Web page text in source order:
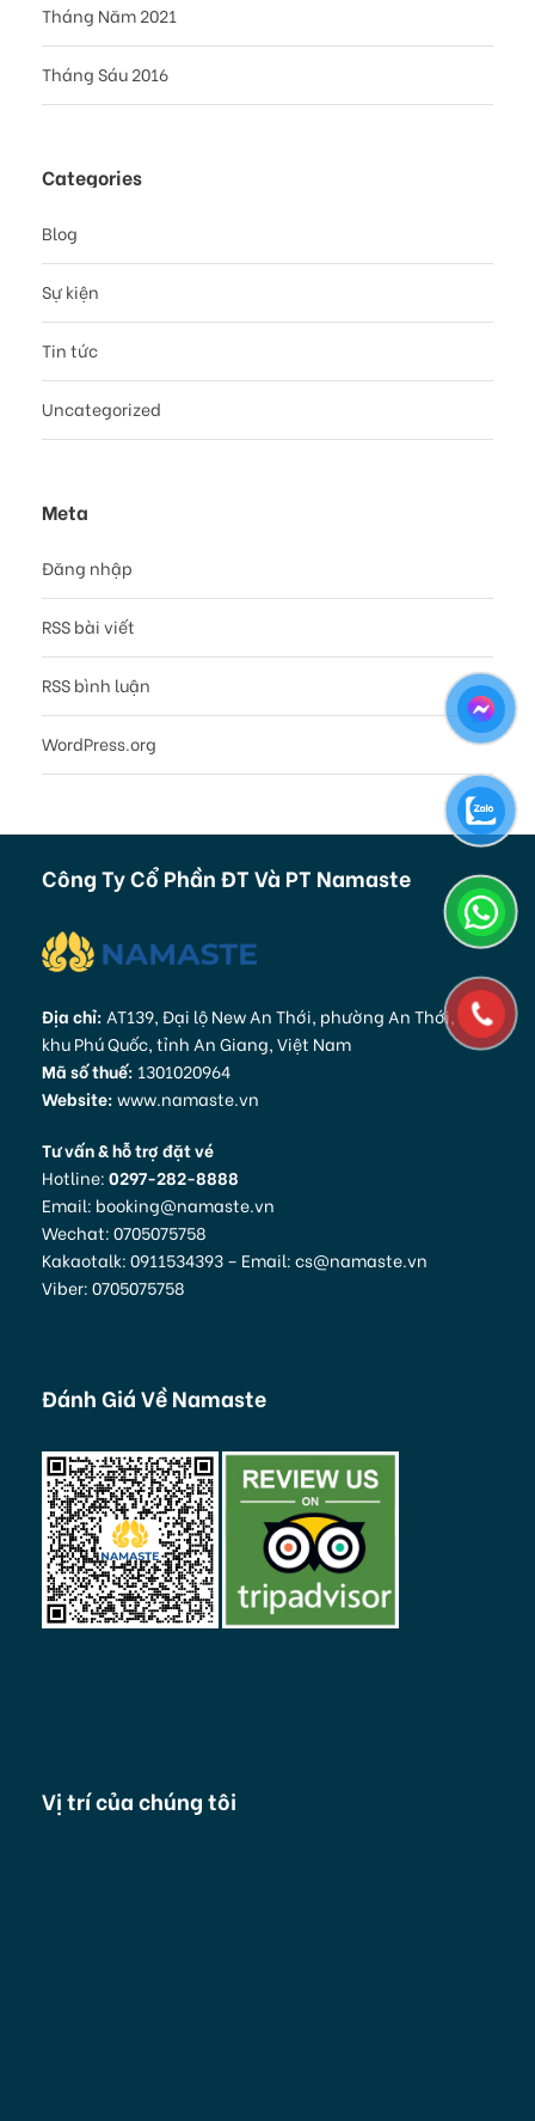
Tháng Năm 2021
Tháng Sáu 2016
Categories
Blog
Sự kiện
Tin tức
Uncategorized
Meta
Đăng nhập
RSS bài viết
RSS bình luận
WordPress.org
Công Ty Cổ Phần ĐT Và PT Namaste
Địa chỉ:AT139, Đại lộ New An Thới, phường An Thới, Đặc
khu Phú Quốc, tỉnh An Giang, Việt Nam
Mã số thuế: 1301020964
Website:www.namaste.vn
Tư vấn & hỗ trợ đặt vé
Hotline:0297-282-8888
Email: booking@namaste.vn
Wechat: 0705075758
Kakaotalk: 0911534393 – Email: cs@namaste.vn
Viber: 0705075758
Đánh Giá Về Namaste
Vị trí của chúng tôi